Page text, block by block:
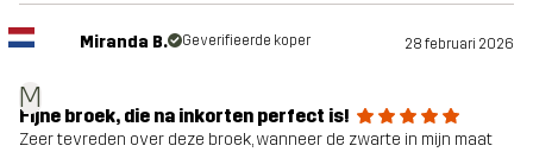
M
Miranda B. Geverifieerde koper 28 februari 2026
Fijne broek, die na inkorten perfect is!
Zeer tevreden over deze broek, wanneer de zwarte in mijn maat